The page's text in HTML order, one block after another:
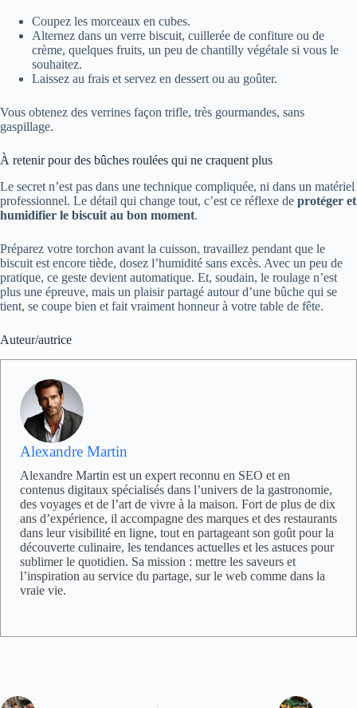
Coupez les morceaux en cubes.
Alternez dans un verre biscuit, cuillerée de confiture ou de
crème, quelques fruits, un peu de chantilly végétale si vous le
souhaitez.
Laissez au frais et servez en dessert ou au goûter.
Vous obtenez des verrines façon trifle, très gourmandes, sans
gaspillage.
À retenir pour des bûches roulées qui ne craquent plus
Le secret n’est pas dans une technique compliquée, ni dans un matériel
professionnel. Le détail qui change tout, c’est ce réflexe de protéger et
humidifier le biscuit au bon moment.
Préparez votre torchon avant la cuisson, travaillez pendant que le
biscuit est encore tiède, dosez l’humidité sans excès. Avec un peu de
pratique, ce geste devient automatique. Et, soudain, le roulage n’est
plus une épreuve, mais un plaisir partagé autour d’une bûche qui se
tient, se coupe bien et fait vraiment honneur à votre table de fête.
Auteur/autrice
Alexandre Martin
Alexandre Martin est un expert reconnu en SEO et en
contenus digitaux spécialisés dans l’univers de la gastronomie,
des voyages et de l’art de vivre à la maison. Fort de plus de dix
ans d’expérience, il accompagne des marques et des restaurants
dans leur visibilité en ligne, tout en partageant son goût pour la
découverte culinaire, les tendances actuelles et les astuces pour
sublimer le quotidien. Sa mission : mettre les saveurs et
l’inspiration au service du partage, sur le web comme dans la
vraie vie.